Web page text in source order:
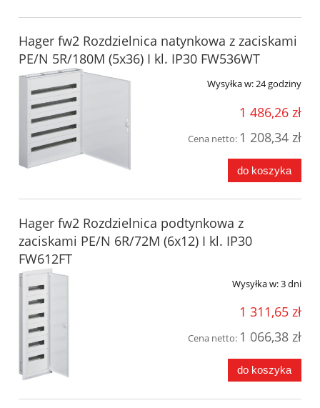
Hager fw2 Rozdzielnica natynkowa z zaciskami
PE/N 5R/180M (5x36) I kl. IP30 FW536WT
Wysyłka w:24 godziny
1 486,26 zł
Cena netto: 1 208,34 zł
do koszyka
Hager fw2 Rozdzielnica podtynkowa z
zaciskami PE/N 6R/72M (6x12) I kl. IP30
FW612FT
Wysyłka w:3 dni
1 311,65 zł
Cena netto: 1 066,38 zł
do koszyka